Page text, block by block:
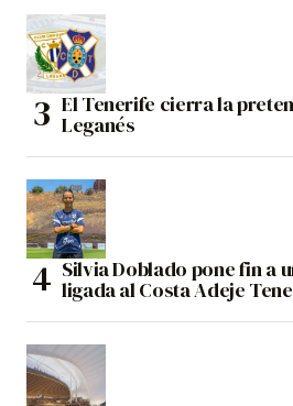
El Tenerife cierra la
Leganés
Silvia Doblado pone fin a
ligada al Costa Adeje